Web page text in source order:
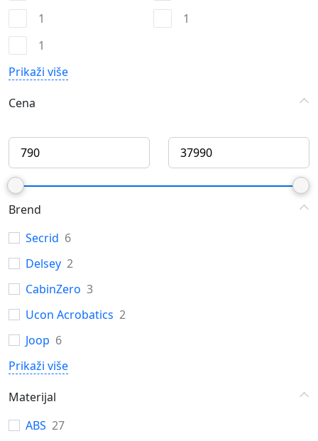
1
1
1
Prikaži više
Cena
Brend
Secrid 6
Delsey 2
CabinZero 3
Ucon Acrobatics 2
Joop 6
Prikaži više
Materijal
ABS 27